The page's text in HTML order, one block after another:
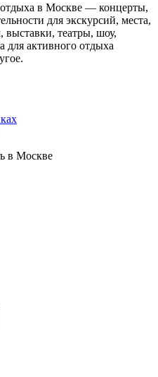
в Москве — концерты,
для экскурсий, места,
выставки, театры, шоу,
для активного отдыха
в Москве